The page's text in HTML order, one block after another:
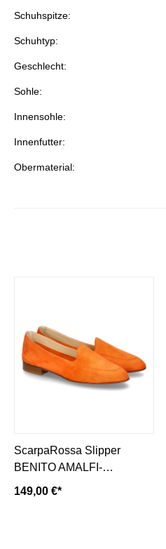
Schuhspitze:
Schuhtyp:
Geschlecht:
Sohle:
Innensohle:
Innenfutter:
Obermaterial:
ScarpaRossa Slipper
BENITO AMALFI-
mandarino/ orange
149,00 €*